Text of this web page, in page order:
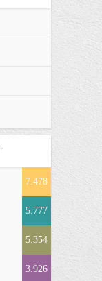
7.478
5.777
5.354
3.926